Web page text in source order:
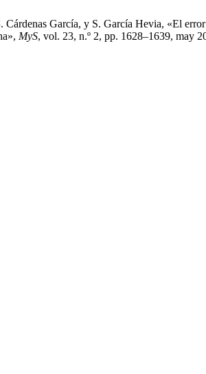
Cárdenas García, y S. García Hevia, «El
MyS, vol. 23, n.º 2, pp. 1628–1639, may